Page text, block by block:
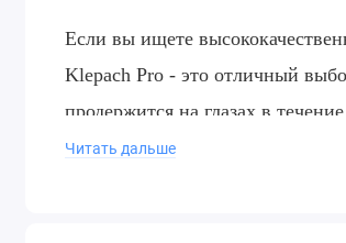
Если вы ищете
Klepach Pro - это отличный
продержится на глазах в
Читать дальше